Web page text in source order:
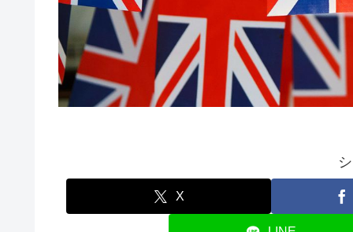
X